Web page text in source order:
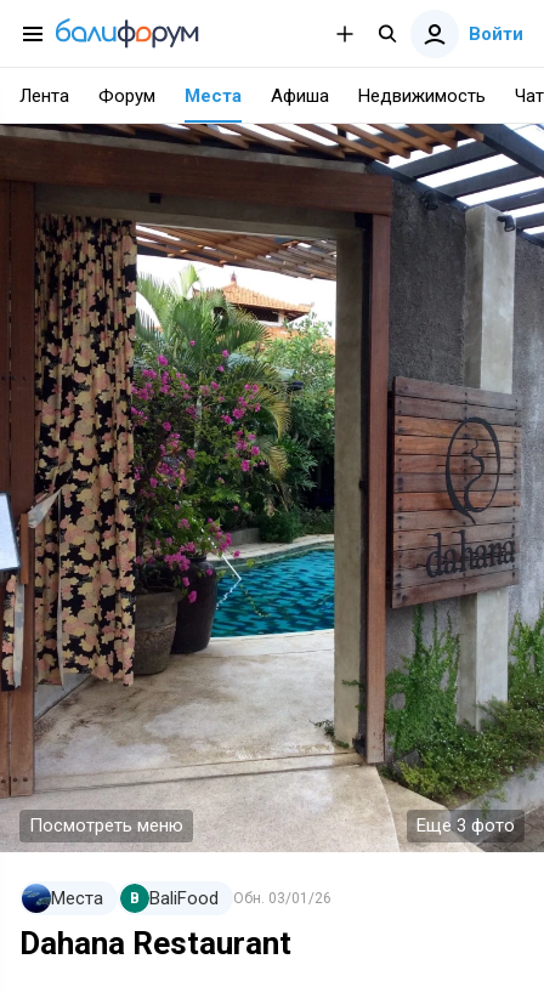
Войти
Лента Форум Места Афиша Недвижимость Чат
Посмотреть меню Еще 3 фото
Места B BaliFood Обн. 03/01/26
Dahana Restaurant